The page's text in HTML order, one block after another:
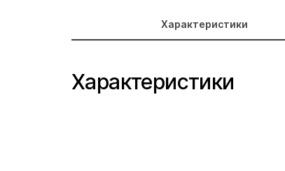
Характеристики
Характеристики